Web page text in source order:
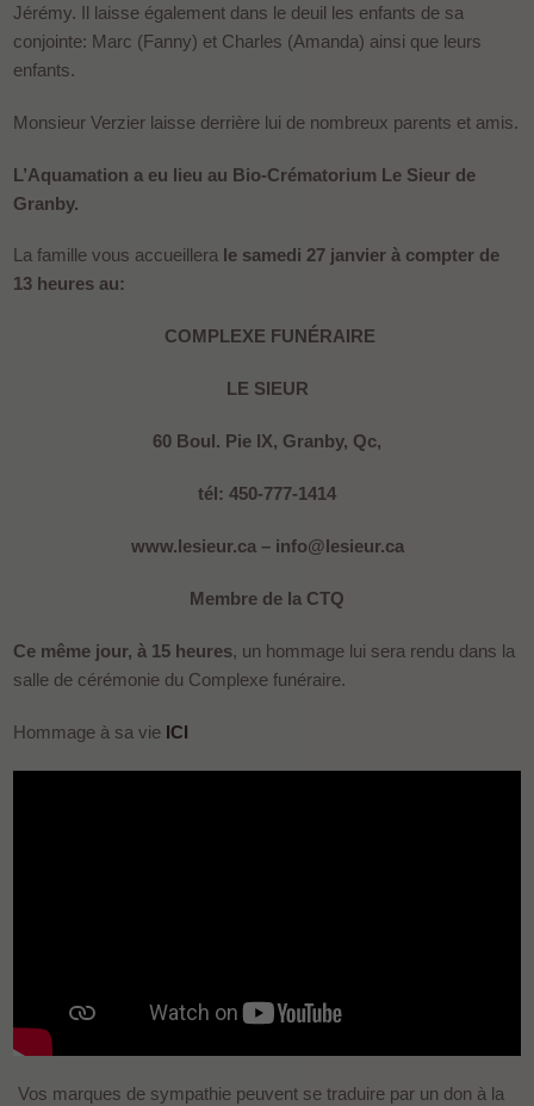
Jérémy. Il laisse également dans le deuil les enfants de sa
conjointe: Marc (Fanny) et Charles (Amanda) ainsi que leurs
enfants.
Monsieur Verzier laisse derrière lui de nombreux parents et amis.
L’Aquamation a eu lieu au Bio-Crématorium Le Sieur de
Granby.
La famille vous accueillera le samedi 27 janvier à compter de
13 heures au:
COMPLEXE FUNÉRAIRE
LE SIEUR
60 Boul. Pie IX, Granby, Qc,
tél: 450-777-1414
www.lesieur.ca – info@lesieur.ca
Membre de la CTQ
Ce même jour, à 15 heures, un hommage lui sera rendu dans la
salle de cérémonie du Complexe funéraire.
Hommage à sa vie ICI
Vos marques de sympathie peuvent se traduire par un don à la